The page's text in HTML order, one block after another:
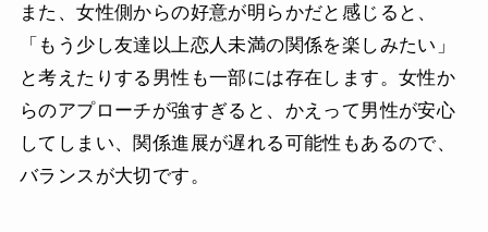
また、女性側からの好意が明らかだと感じると、
「もう少し友達以上恋人未満の関係を楽しみたい」
と考えたりする男性も一部には存在します。女性か
らのアプローチが強すぎると、かえって男性が安心
してしまい、関係進展が遅れる可能性もあるので、
バランスが大切です。